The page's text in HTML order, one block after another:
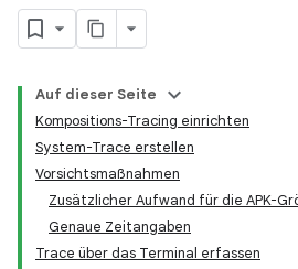
Auf dieser Seite
Kompositions-Tracing einrichten
System-Trace erstellen
Vorsichtsmaßnahmen
Zusätzlicher Aufwand für die APK-
Genaue Zeitangaben
Trace über das Terminal erfassen